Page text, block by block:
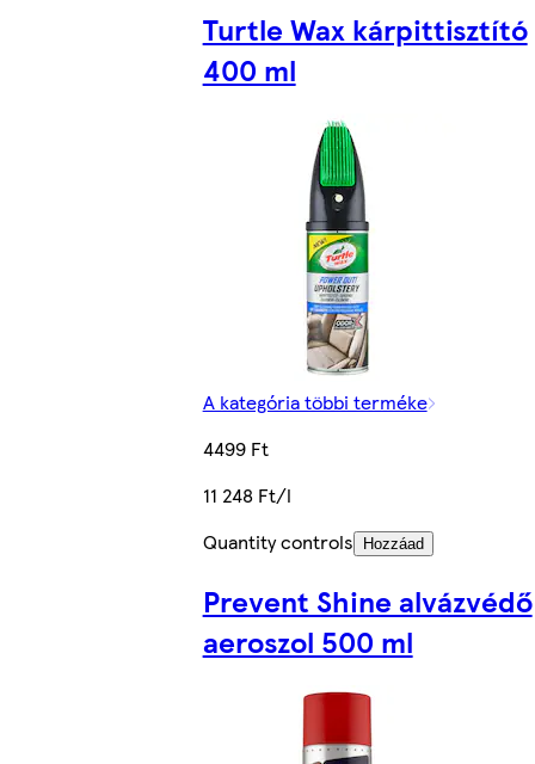
Turtle Wax kárpittisztító
400 ml
A kategória többi terméke
4499 Ft
11 248 Ft/l
Quantity controls
Hozzáad
Prevent Shine alvázvédő
aeroszol 500 ml